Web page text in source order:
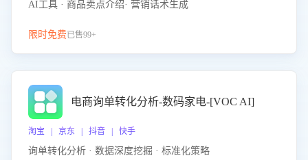
AI工具 · 商品卖点介绍· 营销话术生成
限时免费已售99+
电商询单转化分析-数码家电-[VOC AI]
淘宝 | 京东 | 抖音 | 快手
询单转化分析 · 数据深度挖掘 · 标准化策略